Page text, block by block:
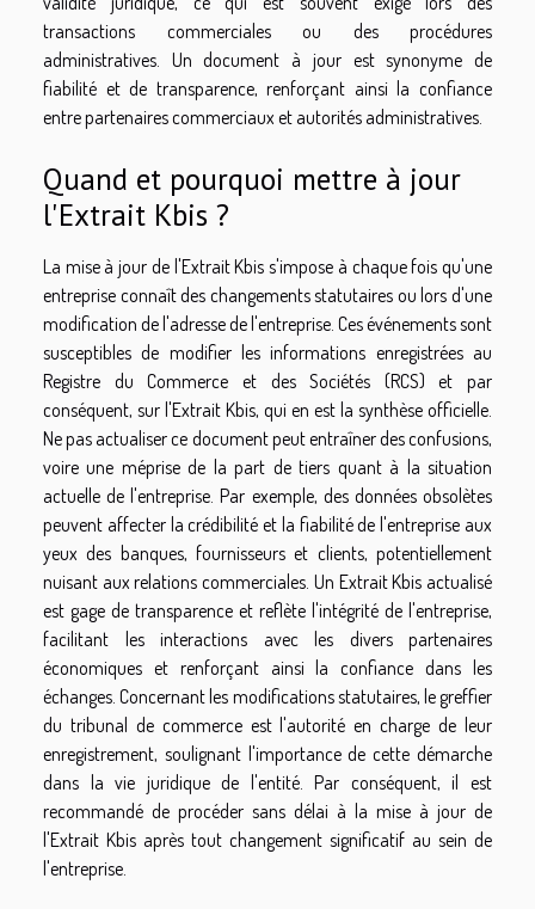
transactions commerciales ou des procédures
administratives. Un document à jour est synonyme de
fiabilité et de transparence, renforçant ainsi la confiance
entre partenaires commerciaux et autorités administratives.
Quand et pourquoi mettre à jour
l'Extrait Kbis ?
La mise à jour de l'Extrait Kbis s'impose à chaque fois qu'une
entreprise connaît des changements statutaires ou lors d'une
modification de l'adresse de l'entreprise. Ces événements sont
susceptibles de modifier les informations enregistrées au
Registre du Commerce et des Sociétés (RCS) et par
conséquent, sur l'Extrait Kbis, qui en est la synthèse officielle.
Ne pas actualiser ce document peut entraîner des confusions,
voire une méprise de la part de tiers quant à la situation
actuelle de l'entreprise. Par exemple, des données obsolètes
peuvent affecter la crédibilité et la fiabilité de l'entreprise aux
yeux des banques, fournisseurs et clients, potentiellement
nuisant aux relations commerciales. Un Extrait Kbis actualisé
est gage de transparence et reflète l'intégrité de l'entreprise,
facilitant les interactions avec les divers partenaires
économiques et renforçant ainsi la confiance dans les
échanges. Concernant les modifications statutaires, le greffier
du tribunal de commerce est l'autorité en charge de leur
enregistrement, soulignant l'importance de cette démarche
dans la vie juridique de l'entité. Par conséquent, il est
recommandé de procéder sans délai à la mise à jour de
l'Extrait Kbis après tout changement significatif au sein de
l'entreprise.